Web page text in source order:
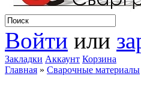
Войти или
Закладки Аккаунт Корзина
Главная » Сварочные материалы